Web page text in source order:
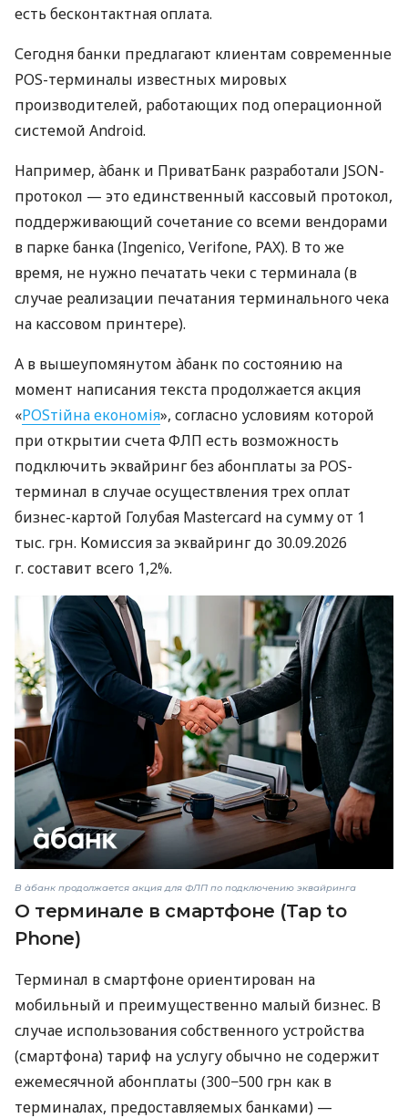
есть бесконтактная оплата.
Сегодня банки предлагают клиентам современные
POS-терминалы известных мировых
производителей, работающих под операционной
системой Android.
Например, àбанк и ПриватБанк разработали JSON-
протокол — это единственный кассовый протокол,
поддерживающий сочетание со всеми вендорами
в парке банка (Ingenico, Verifone, PAX). В то же
время, не нужно печатать чеки с терминала (в
случае реализации печатания терминального чека
на кассовом принтере).
А в вышеупомянутом àбанк по состоянию на
момент написания текста продолжается акция
«POSтійна економія», согласно условиям которой
при открытии счета ФЛП есть возможность
подключить эквайринг без абонплаты за POS-
терминал в случае осуществления трех оплат
бизнес-картой Голубая Mastercard на сумму от 1
тыс. грн. Комиссия за эквайринг до 30.09.2026
г. составит всего 1,2%.
В àбанк продолжается акция для ФЛП по подключению эквайринга
О терминале в смартфоне (Tap to
Phone)
Терминал в смартфоне ориентирован на
мобильный и преимущественно малый бизнес. В
случае использования собственного устройства
(смартфона) тариф на услугу обычно не содержит
ежемесячной абонплаты (300−500 грн как в
терминалах, предоставляемых банками) —